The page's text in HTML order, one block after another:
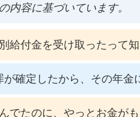
容に基づいています。
給付金を受け取ったって
確定したから、その年金
でたのに、やっとお金が